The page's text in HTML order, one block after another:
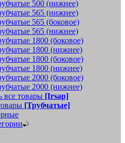
500 (нижнее)
565 (нижнее)
565 (боковое)
565 (нижнее)
1800 (боковое)
1800 (нижнее)
1800 (боковое)
1800 (нижнее)
2000 (боковое)
2000 (нижнее)
все товары [Irsap]
[Трубчатые]